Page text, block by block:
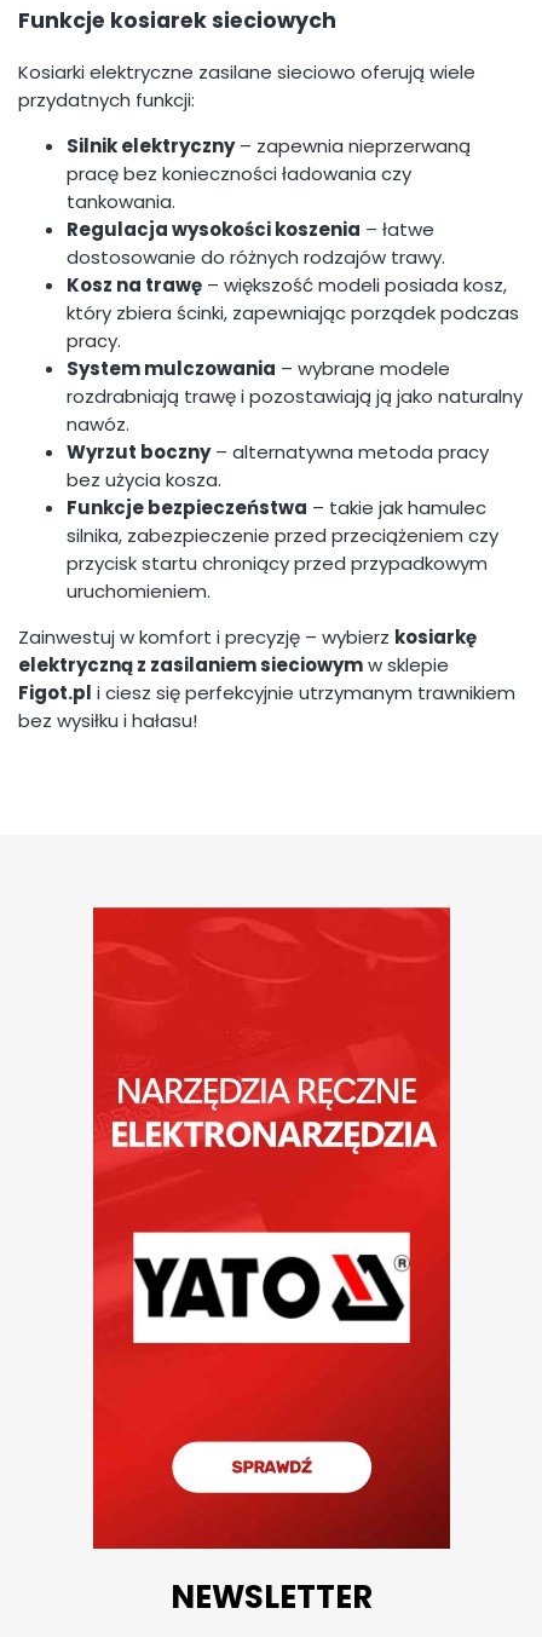
Funkcje kosiarek sieciowych
Kosiarki elektryczne zasilane sieciowo oferują wiele
przydatnych funkcji:
Silnik elektryczny– zapewnia nieprzerwaną
pracę bez konieczności ładowania czy
tankowania.
Regulacja wysokości koszenia – łatwe
dostosowanie do różnych rodzajów trawy.
Kosz na trawę – większość modeli posiada kosz,
który zbiera ścinki, zapewniając porządek podczas
pracy.
System mulczowania – wybrane modele
rozdrabniają trawę i pozostawiają ją jako naturalny
nawóz.
Wyrzut boczny– alternatywna metoda pracy
bez użycia kosza.
Funkcje bezpieczeństwa – takie jak hamulec
silnika, zabezpieczenie przed przeciążeniem czy
przycisk startu chroniący przed przypadkowym
uruchomieniem.
Zainwestuj w komfort i precyzję – wybierz kosiarkę
elektryczną z zasilaniem sieciowymw sklepie
Figot.pl i ciesz się perfekcyjnie utrzymanym trawnikiem
bez wysiłku i hałasu!
NEWSLETTER